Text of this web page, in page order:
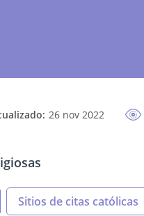
26 nov 2022
Sitios de citas católicas